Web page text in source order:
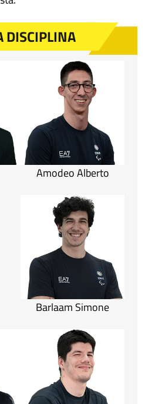
DISCIPLINA
Amodeo Alberto
Barlaam Simone